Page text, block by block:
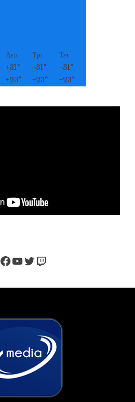
Δευ Τρι
Τετ
+31° +31° +31°
+23° +23° +23°
Facebook
YouTube
Twitter
Twitch